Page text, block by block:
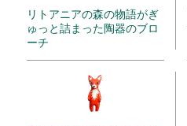
リトアニアの森の物語がぎ
ゅっと詰まった陶器のブロ
ーチ